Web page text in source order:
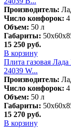
Производитель:
Число конфорок: 4
Объем: 50 л
Габариты:
15 250 руб.
В корзину
Плита газовая
24039 W...
Производитель:
Число конфорок: 4
Объем: 50 л
Габариты:
15 270 руб.
В корзину